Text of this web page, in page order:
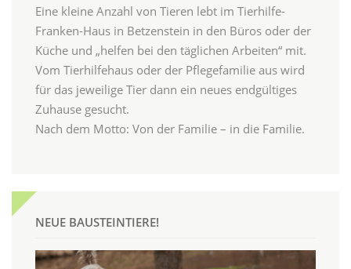
Eine kleine Anzahl von Tieren lebt im Tierhilfe-
Franken-Haus in Betzenstein in den Büros oder der
Küche und „helfen bei den täglichen Arbeiten“ mit.
Vom Tierhilfehaus oder der Pflegefamilie aus wird
für das jeweilige Tier dann ein neues endgültiges
Zuhause gesucht.
Nach dem Motto: Von der Familie – in die Familie.
NEUE BAUSTEINTIERE!